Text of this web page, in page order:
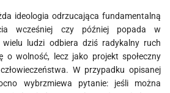
ideologia odrzucająca fundamentalną
wcześniej czy później popada w
wielu ludzi odbiera dziś radykalny ruch
o wolność, lecz jako projekt społeczny
W przypadku opisanej
wybrzmiewa pytanie: jeśli można